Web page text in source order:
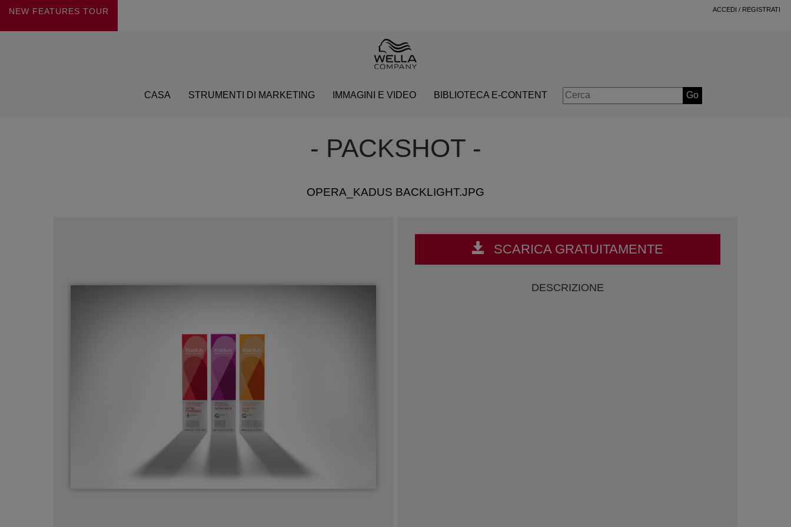
NEW FEATURES TOUR ACCEDI / REGISTRATI
CASA STRUMENTI DI MARKETING IMMAGINI E VIDEO BIBLIOTECA E-CONTENT Go
- PACKSHOT -
OPERA_KADUS BACKLIGHT.JPG
SCARICA GRATUITAMENTE
DESCRIZIONE